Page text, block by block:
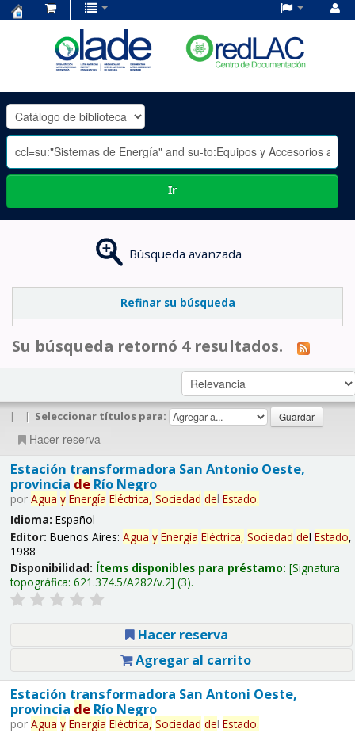
OLADE
-
Ir
Búsqueda avanzada
Refinar su búsqueda
Su búsqueda retornó 4 resultados.
| | Seleccionar títulos para:
Hacer reserva
Estación transformadora San Antonio Oeste,
provincia deRío Negro
por Agua y Energía Eléctrica, Sociedad del Estado.
Idioma: Español
Editor: Buenos Aires: Agua y Energía Eléctrica, Sociedad del Estado,
1988
Disponibilidad: Ítems disponibles para préstamo: Signatura
topográfica: 621.374.5/A282/v.2 (3).
Hacer reserva
Agregar al carrito
Estación transformadora San Antoni Oeste,
provincia deRío Negro
por Agua y Energía Eléctrica, Sociedad del Estado.